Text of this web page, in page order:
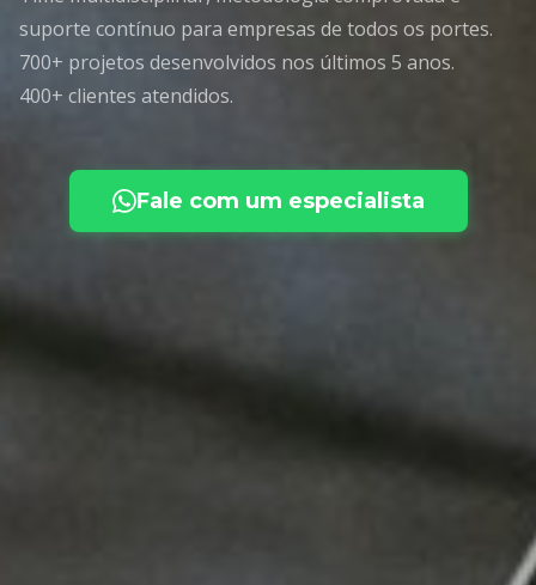
suporte contínuo para empresas de todos os portes.
700+ projetos desenvolvidos nos últimos 5 anos.
400+ clientes atendidos.
Fale com um especialista